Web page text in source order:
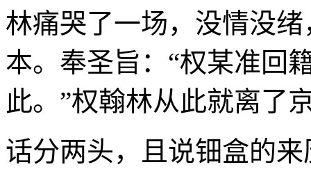
林痛哭了一场，没情没
本。奉圣旨：“权某准回
此。”权翰林从此就离了
话分两头，且说钿盒的